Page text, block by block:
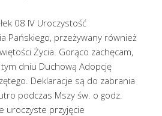
08 IV Uroczystość
Pańskiego, przeżywany również
Życia. Gorąco zachęcam,
dniu Duchową Adopcję
Deklaracje są do zabrania
podczas Mszy św. o godz.
uroczyste przyjęcie